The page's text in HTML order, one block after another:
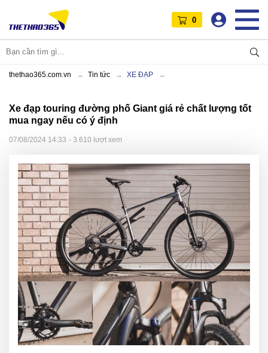
0
thethao365.com.vn Tin tức XE ĐẠP
Xe đạp touring đường phố Giant giá rẻ chất lượng tốt
mua ngay nếu có ý định
07/08/2024 14:33 - 3.610 lượt xem